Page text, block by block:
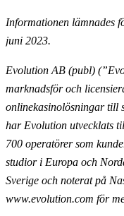
Informationen lämnades
juni 2023.
Evolution AB (publ)
marknadsför och
onlinekasinolösningar till
har Evolution utvecklats
700 operatörer som
studior i Europa och
Sverige och noterat på
www.evolution.com för